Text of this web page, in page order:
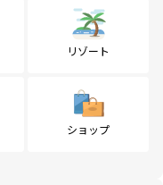
リゾート
ショップ